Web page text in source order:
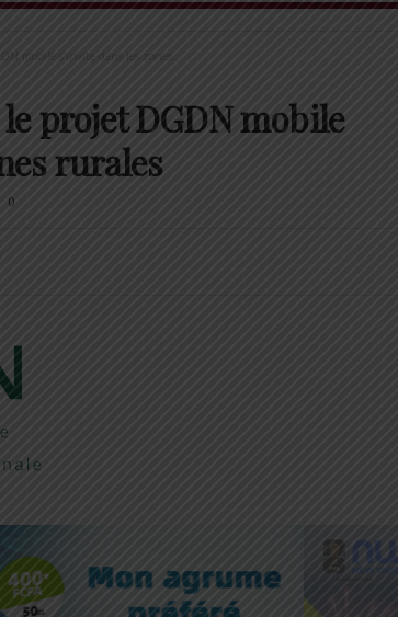
mobile s’invite dans les zones...
projet DGDN mobile
rurales
0